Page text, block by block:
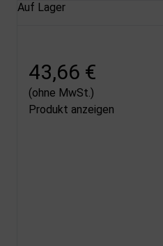
Auf Lager
43,66 €
(ohne MwSt.)
Produkt anzeigen